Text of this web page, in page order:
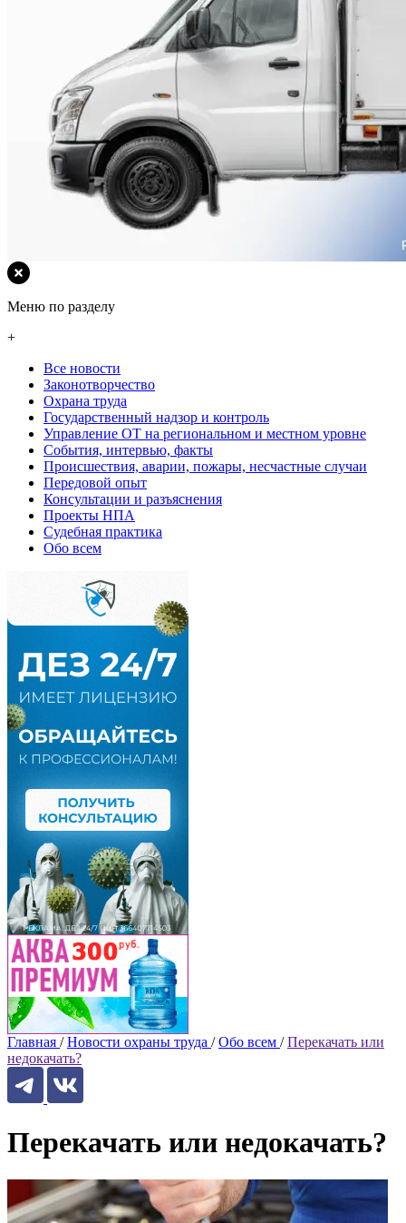
Меню по разделу
+
Все новости
Законотворчество
Охрана труда
Государственный надзор и контроль
Управление ОТ на региональном и местном уровне
События, интервью, факты
Происшествия, аварии, пожары, несчастные случаи
Передовой опыт
Консультации и разъяснения
Проекты НПА
Судебная практика
Обо всем
Главная / Новости охраны труда / Обо всем / Перекачать или
недокачать?
Перекачать или недокачать?